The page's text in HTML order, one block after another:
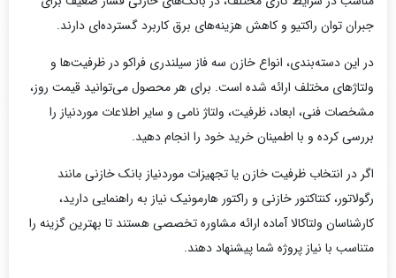
جبران توان راکتیو و کاهش هزینه‌های برق کاربرد گسترده‌ای دارند.
در این دسته‌بندی، انواع خازن سه فاز سیلندری فراکو در ظرفیت‌ها و
ولتاژهای مختلف ارائه شده است. برای هر محصول می‌توانید قیمت روز،
مشخصات فنی، ابعاد، ظرفیت، ولتاژ نامی و سایر اطلاعات موردنیاز را
بررسی کرده و با اطمینان خرید خود را انجام دهید.
اگر در انتخاب ظرفیت خازن یا تجهیزات موردنیاز بانک خازنی مانند
رگولاتور، کنتاکتور خازنی و راکتور هارمونیک نیاز به راهنمایی دارید،
کارشناسان ولتاکالا آماده ارائه مشاوره تخصصی هستند تا بهترین گزینه را
متناسب با نیاز پروژه شما پیشنهاد دهند.